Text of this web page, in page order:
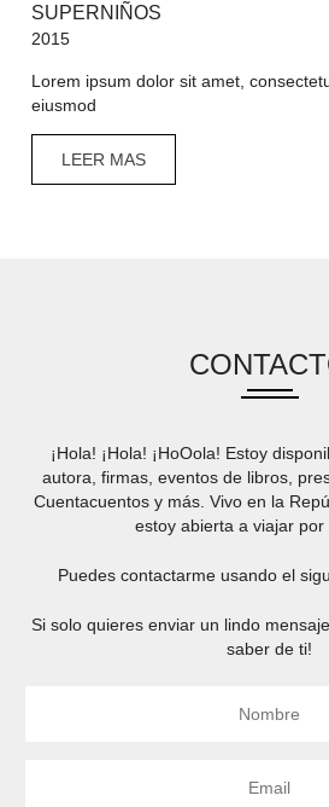
SUPERNIÑOS
2015
Lorem ipsum dolor sit amet,
eiusmod
LEER MAS
¡Hola! ¡Hola! ¡HoOola! Estoy
autora, firmas, eventos de libros,
Cuentacuentos y más. Vivo en la
estoy abierta a viajar por
Puedes contactarme usando el
Si solo quieres enviar un lindo
saber de ti!